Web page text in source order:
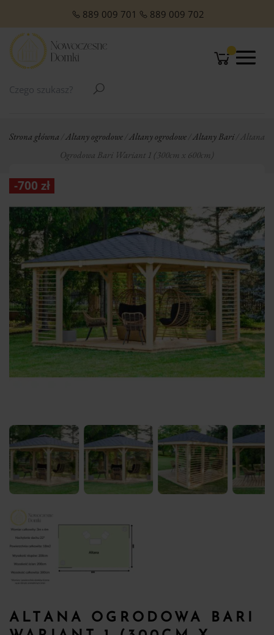
889 009 701 889 009 702
Strona główna Altany ogrodowe Altany ogrodowe Altany Bari/ Altana
Ogrodowa Bari Wariant 1 (300cm x 600cm)
-700 zł
ALTANA OGRODOWA BARI